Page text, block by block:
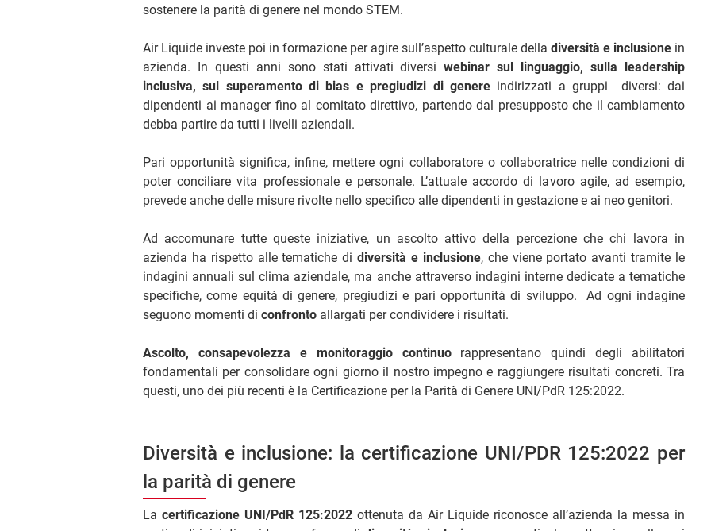
sostenere la parità di genere nel mondo STEM.
Air Liquide investe poi in formazione per agire sull’aspetto culturale della diversità e inclusione in
azienda. In questi anni sono stati attivati diversiwebinar sul linguaggio, sulla leadership
inclusiva, sul superamento di bias e pregiudizi di genere indirizzati a gruppi diversi: dai
dipendenti ai manager fino al comitato direttivo, partendo dal presupposto che il cambiamento
debba partire da tutti i livelli aziendali.
Pari opportunità significa, infine, mettere ogni collaboratore o collaboratrice nelle condizioni di
poter conciliare vita professionale e personale. L’attuale accordo di lavoro agile, ad esempio,
prevede anche delle misure rivolte nello specifico alle dipendenti in gestazione e ai neo genitori.
Ad accomunare tutte queste iniziative, un ascolto attivo della percezione che chi lavora in
azienda ha rispetto alle tematiche didiversità e inclusione, che viene portato avanti tramite le
indagini annuali sul clima aziendale, ma anche attraverso indagini interne dedicate a tematiche
specifiche, come equità di genere, pregiudizi e pari opportunità di sviluppo. Ad ogni indagine
seguono momenti di confronto allargati per condividere i risultati.
Ascolto, consapevolezza e monitoraggio continuo rappresentano quindi degli abilitatori
fondamentali per consolidare ogni giorno il nostro impegno e raggiungere risultati concreti. Tra
questi, uno dei più recenti è la Certificazione per la Parità di Genere UNI/PdR 125:2022.
Diversità e inclusione: la certificazione UNI/PDR 125:2022 per
la parità di genere
La certificazione UNI/PdR 125:2022 ottenuta da Air Liquide riconosce all’azienda la messa in